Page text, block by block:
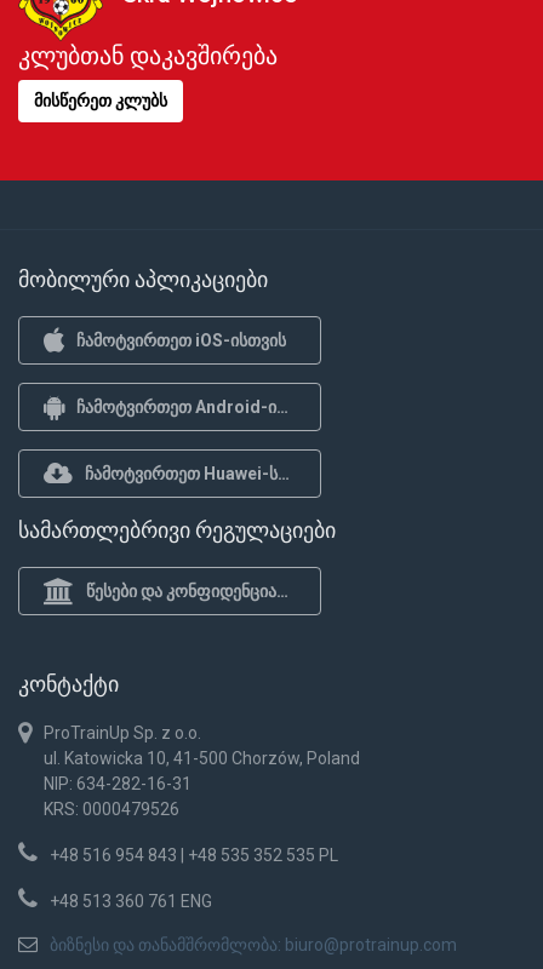
კლუბთან დაკავშირება
მისწერეთ კლუბს
მობილური აპლიკაციები
ჩამოტვირთეთ iOS-ისთვის
ჩამოტვირთეთ Android-ისთვის
ჩამოტვირთეთ Huawei-სთვის
სამართლებრივი რეგულაციები
წესები და კონფიდენციალურობის პოლიტიკა
კონტაქტი
ProTrainUp Sp. z o.o.
ul. Katowicka 10, 41-500 Chorzów, Poland
NIP: 634-282-16-31
KRS: 0000479526
+48 516 954 843 | +48 535 352 535 PL
+48 513 360 761 ENG
ბიზნესი და თანამშრომლობა: biuro@protrainup.com